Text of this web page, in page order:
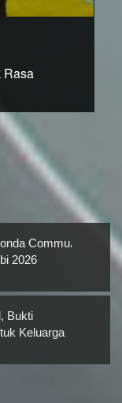
Rasa
Community
2026
Bukti
Keluarga